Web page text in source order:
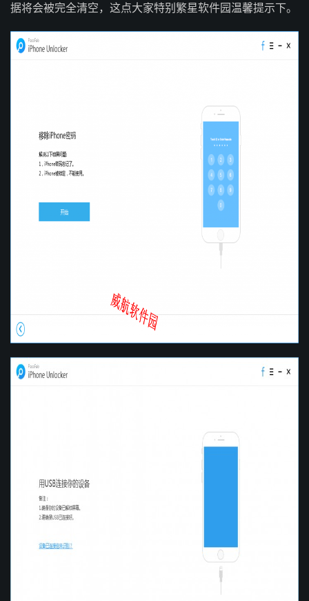
据将会被完全清空，这点大家特别繁星软件园温馨提示下。